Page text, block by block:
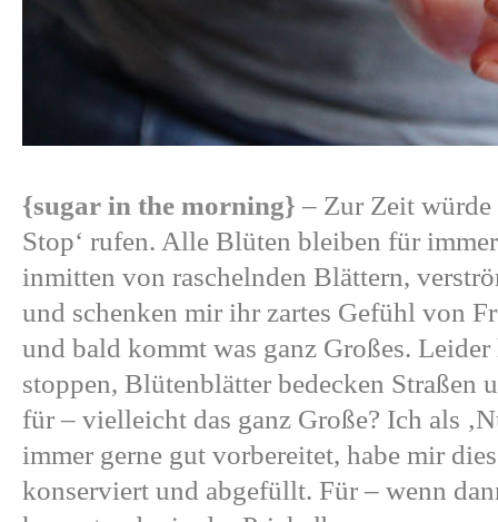
{sugar in the morning} – Zur Zeit würde
Stop‘ rufen. Alle Blüten bleiben für
inmitten von raschelnden Blättern,
und schenken mir ihr zartes Gefühl von
und bald kommt was ganz Großes.
stoppen, Blütenblätter bedecken Straßen
für – vielleicht das ganz Große? Ich als
immer gerne gut vorbereitet, habe mir
konserviert und abgefüllt. Für – wenn